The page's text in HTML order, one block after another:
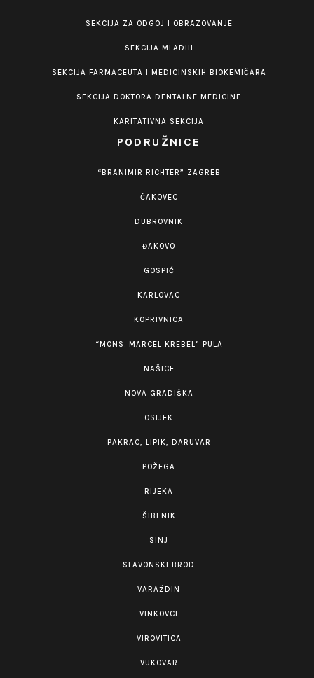
SEKCIJA ZA ODGOJ I OBRAZOVANJE
SEKCIJA MLADIH
SEKCIJA FARMACEUTA I MEDICINSKIH BIOKEMIČARA
SEKCIJA DOKTORA DENTALNE MEDICINE
KARITATIVNA SEKCIJA
PODRUŽNICE
“BRANIMIR RICHTER” ZAGREB
ČAKOVEC
DUBROVNIK
ĐAKOVO
GOSPIĆ
KARLOVAC
KOPRIVNICA
“MONS. MARCEL KREBEL” PULA
NAŠICE
NOVA GRADIŠKA
OSIJEK
PAKRAC, LIPIK, DARUVAR
POŽEGA
RIJEKA
ŠIBENIK
SINJ
SLAVONSKI BROD
VARAŽDIN
VINKOVCI
VIROVITICA
VUKOVAR